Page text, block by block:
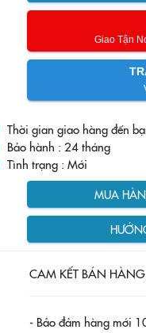
Giao Tận
Thời gian giao hàng đến
Bảo hành : 24 tháng
Tình trạng : Mới
MUA
CAM KẾT BÁN
- Bảo đảm hàng mới